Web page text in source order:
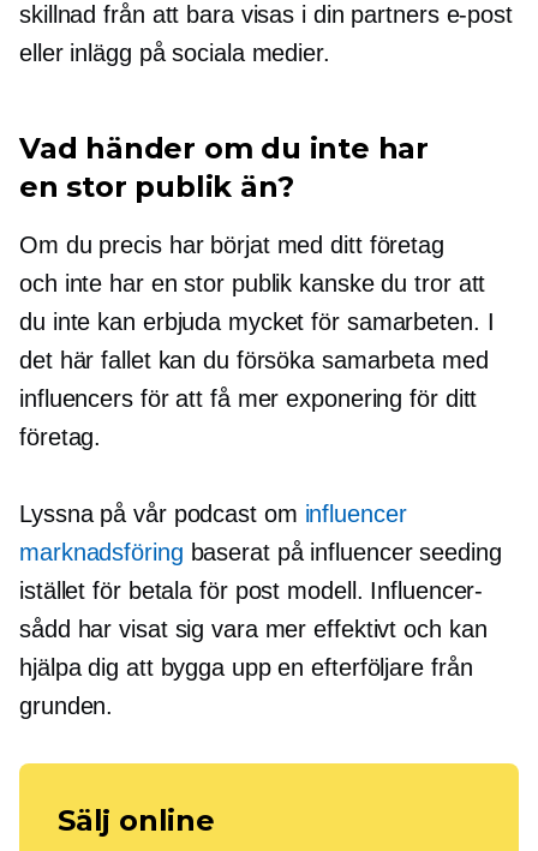
skillnad från att bara visas i din partners e-post
eller inlägg på sociala medier.
Vad händer om du inte har
en stor publik än?
Om du precis har börjat med ditt företag
och inte har en stor publik kanske du tror att
du inte kan erbjuda mycket för samarbeten. I
det här fallet kan du försöka samarbeta med
influencers för att få mer exponering för ditt
företag.
Lyssna på vår podcast om influencer
marknadsföring baserat på influencer seeding
istället för betala för post modell. Influencer-
sådd har visat sig vara mer effektivt och kan
hjälpa dig att bygga upp en efterföljare från
grunden.
Sälj online